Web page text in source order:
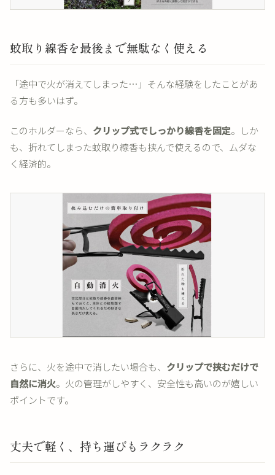
蚊取り線香を最後まで無駄なく使える
「途中で火が消えてしまった…」そんな経験をしたことがあ
る方も多いはず。
このホルダーなら、 クリップ式でしっかり線香を固定。しか
も、折れてしまった蚊取り線香も挟んで使えるので、ムダな
く経済的。
さらに、火を途中で消したい場合も、 クリップで挟むだけで
自然に消火。火の管理がしやすく、安全性も高いのが嬉しい
ポイントです。
丈夫で軽く、持ち運びもラクラク